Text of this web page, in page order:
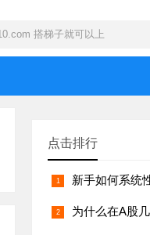
点击排行
新手如何系统性
为什么在A股